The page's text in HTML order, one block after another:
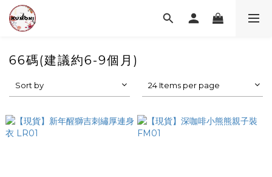
66碼(建議約6-9個月)
Sort by 24 Items per page